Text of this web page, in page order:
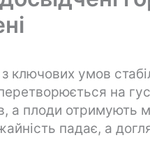
ключових умов
на
а плоди отримують
падає, а